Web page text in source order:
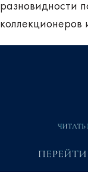
разновидности
коллекционеров